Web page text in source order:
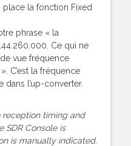
la fonction Fixed
phrase « la
Ce qui ne
vue fréquence
C’est la fréquence
dans l’up-converter.
reception timing and
SDR Console is
is manually indicated.